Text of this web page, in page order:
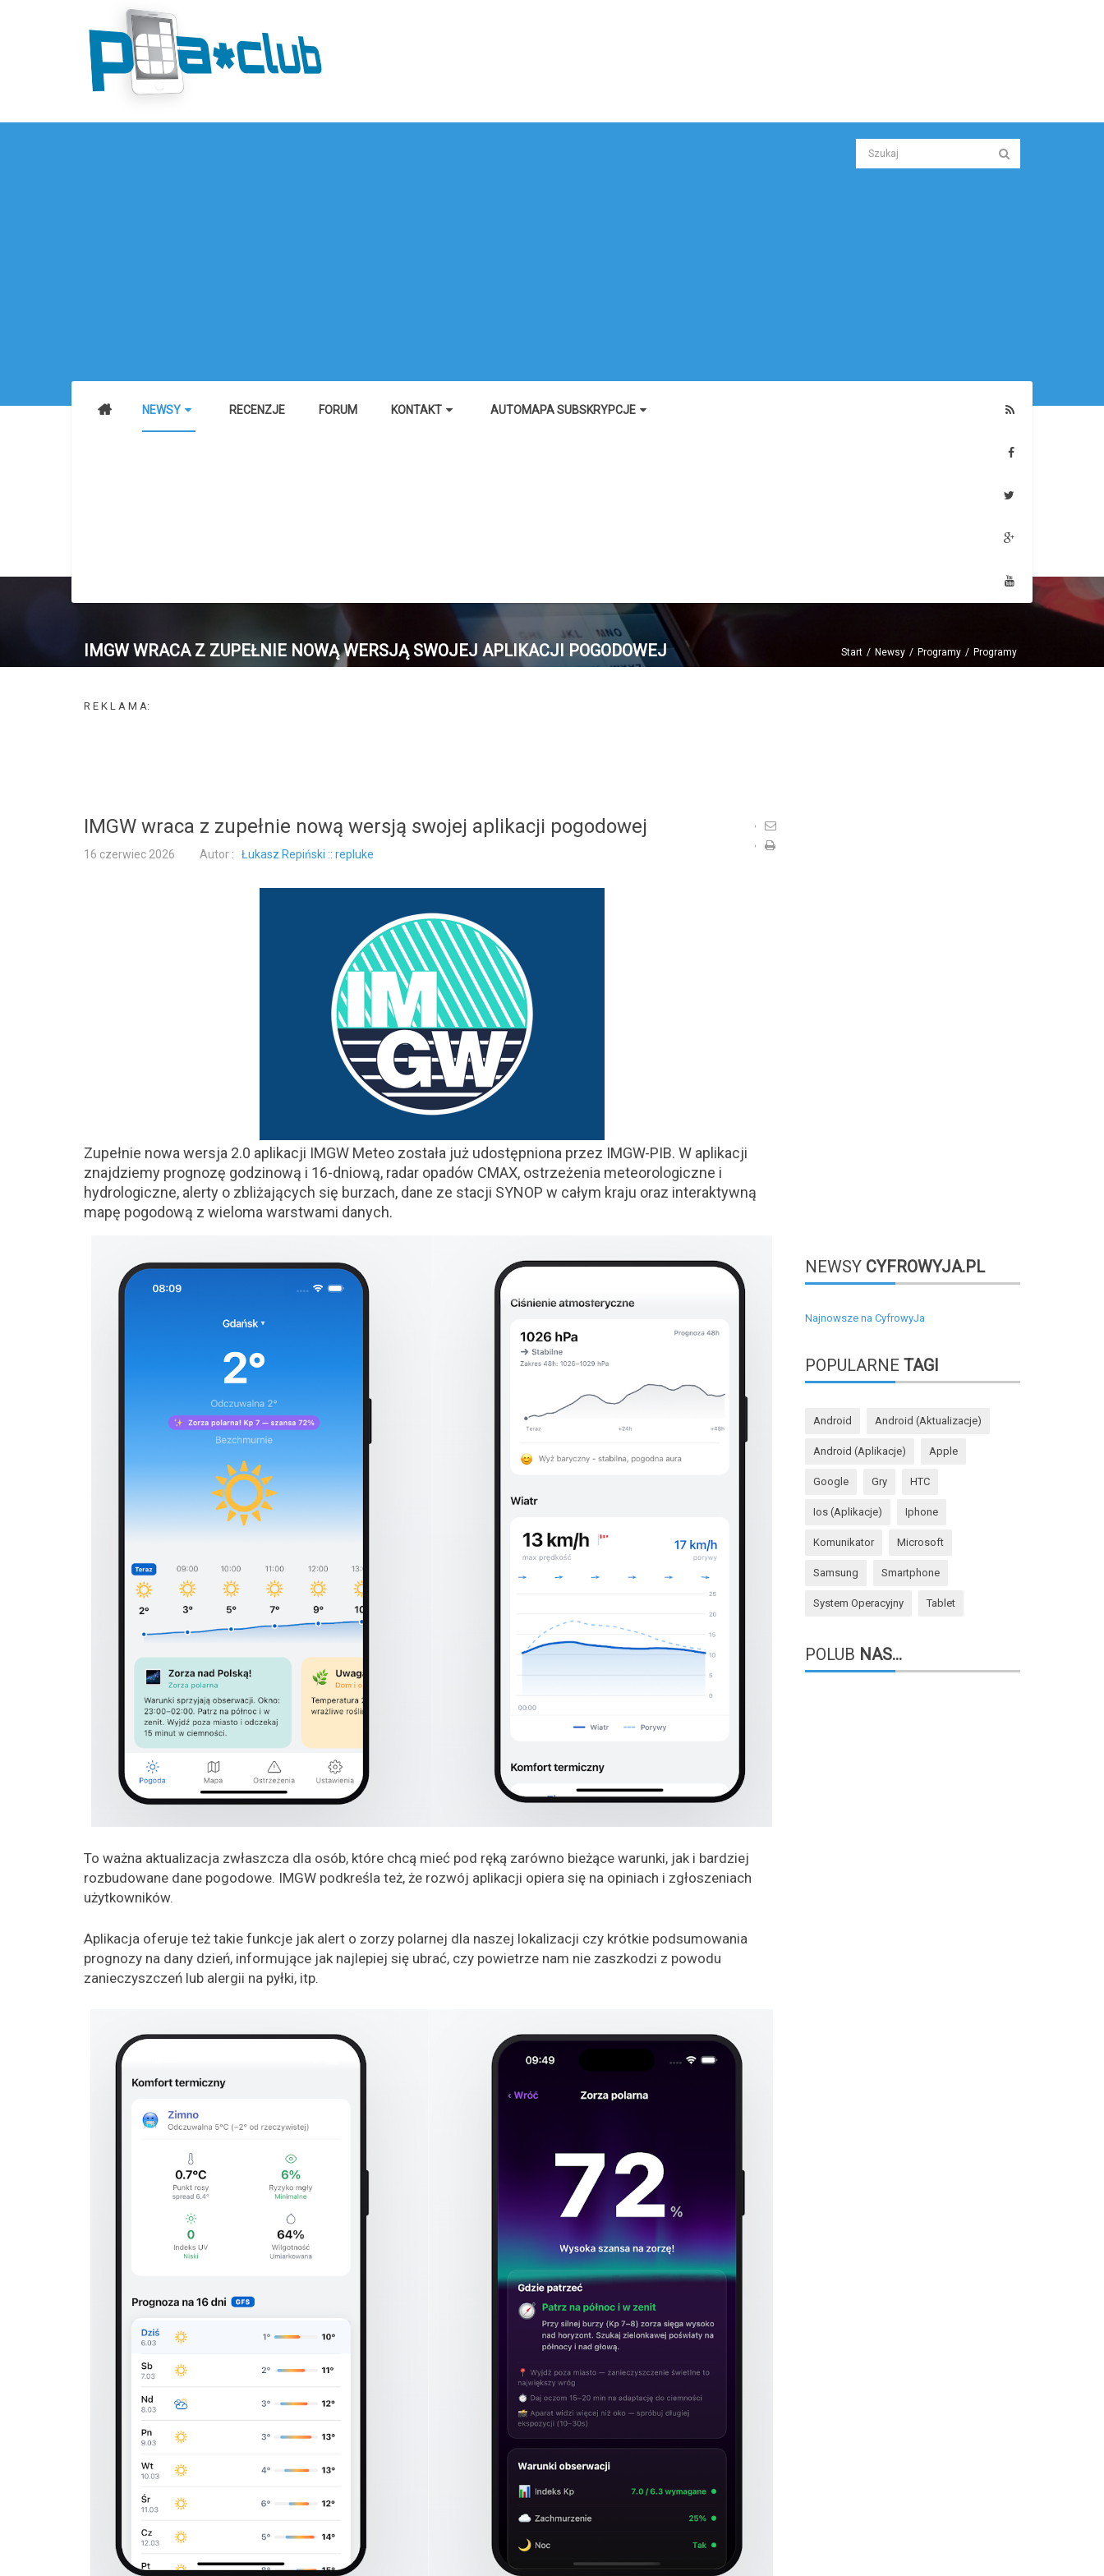
NEWSY RECENZJE FORUM KONTAKT AUTOMAPA SUBSKRYPCJE
Start Newsy Programy Programy
IMGW WRACA Z ZUPEŁNIE NOWĄ WERSJĄ SWOJEJ APLIKACJI POGODOWEJ
R E K L A M A:
IMGW wraca z zupełnie nową wersją swojej aplikacji pogodowej
16 czerwiec 2026 Autor : Łukasz Repiński :: repluke
Zupełnie nowa wersja 2.0 aplikacji IMGW Meteo została już udostępniona przez IMGW-PIB. W aplikacji
znajdziemy prognozę godzinową i 16-dniową, radar opadów CMAX, ostrzeżenia meteorologiczne i
hydrologiczne, alerty o zbliżających się burzach, dane ze stacji SYNOP w całym kraju oraz interaktywną
mapę pogodową z wieloma warstwami danych.
To ważna aktualizacja zwłaszcza dla osób, które chcą mieć pod ręką zarówno bieżące warunki, jak i bardziej
rozbudowane dane pogodowe. IMGW podkreśla też, że rozwój aplikacji opiera się na opiniach i zgłoszeniach
użytkowników.
Aplikacja oferuje też takie funkcje jak alert o zorzy polarnej dla naszej lokalizacji czy krótkie podsumowania
prognozy na dany dzień, informujące jak najlepiej się ubrać, czy powietrze nam nie zaszkodzi z powodu
zanieczyszczeń lub alergii na pyłki, itp.
NEWSYCYFROWYJA.PL
Najnowsze na CyfrowyJa
POPULARNE TAGI
Android Android (aktualizacje)
Android (aplikacje) Apple
Google Gry HTC
Ios (aplikacje) Iphone
Komunikator Microsoft
Samsung Smartphone
System Operacyjny Tablet
POLUB NAS...